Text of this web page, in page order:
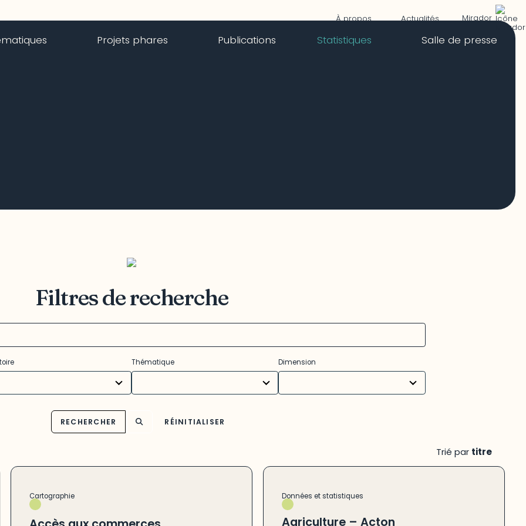
À propos Actualités Mirador
Projets phares Publications Statistiques Salle de presse
Filtres de recherche
Thématique
13
results
Dimension
31
results
RECHERCHER RÉINITIALISER
Trié par titre
Cartographie Données et statistiques
Agriculture – Acton